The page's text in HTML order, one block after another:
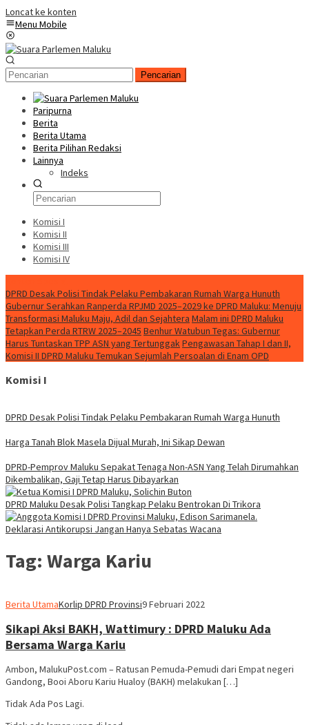
Loncat ke konten
Menu Mobile
Pencarian
Paripurna
Berita
Berita Utama
Berita Pilihan Redaksi
Lainnya
Indeks
Komisi I
Komisi II
Komisi III
Komisi IV
DPRD Desak Polisi Tindak Pelaku Pembakaran Rumah Warga Hunuth
Gubernur Serahkan Ranperda RPJMD 2025–2029 ke DPRD Maluku: Menuju
Transformasi Maluku Maju, Adil dan Sejahtera Malam ini DPRD Maluku
Tetapkan Perda RTRW 2025–2045 Benhur Watubun Tegas: Gubernur
Harus Tuntaskan TPP ASN yang TertunggakPengawasan Tahap I dan II,
Komisi II DPRD Maluku Temukan Sejumlah Persoalan di Enam OPD
Komisi I
DPRD Desak Polisi Tindak Pelaku Pembakaran Rumah Warga Hunuth
Harga Tanah Blok Masela Dijual Murah, Ini Sikap Dewan
DPRD-Pemprov Maluku Sepakat Tenaga Non-ASN Yang Telah Dirumahkan
Dikembalikan, Gaji Tetap Harus Dibayarkan
DPRD Maluku Desak Polisi Tangkap Pelaku Bentrokan Di Trikora
Deklarasi Antikorupsi Jangan Hanya Sebatas Wacana
Tag: Warga Kariu
Berita UtamaKorlip DPRD Provinsi9 Februari 2022
Sikapi Aksi BAKH, Wattimury : DPRD Maluku Ada
Bersama Warga Kariu
Ambon, MalukuPost.com – Ratusan Pemuda-Pemudi dari Empat negeri
Gandong, Booi Aboru Kariu Hualoy (BAKH) melakukan […]
Tidak Ada Pos Lagi.